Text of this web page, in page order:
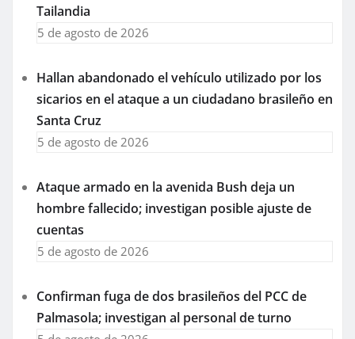
Tailandia
5 de agosto de 2026
Hallan abandonado el vehículo utilizado por los
sicarios en el ataque a un ciudadano brasileño en
Santa Cruz
5 de agosto de 2026
Ataque armado en la avenida Bush deja un
hombre fallecido; investigan posible ajuste de
cuentas
5 de agosto de 2026
Confirman fuga de dos brasileños del PCC de
Palmasola; investigan al personal de turno